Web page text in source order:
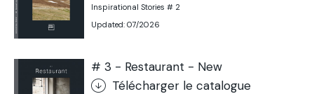
Inspirational Stories # 2
Updated: 07/2026
# 3 - Restaurant - New
Télécharger le catalogue